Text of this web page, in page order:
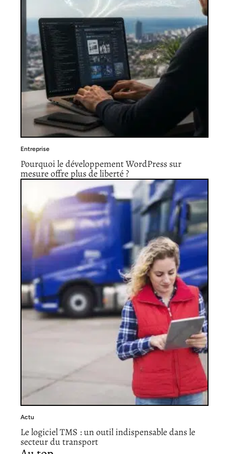
Entreprise
Pourquoi le développement WordPress sur
mesure offre plus de liberté ?
Actu
Le logiciel TMS : un outil indispensable dans le
secteur du transport